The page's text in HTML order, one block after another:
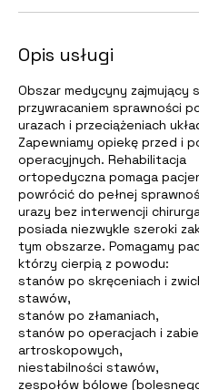
Opis usługi
Obszar medycyny zajmujący
przywracaniem sprawności
urazach i przeciążeniach
Zapewniamy opiekę przed i
operacyjnych. Rehabilitacja
ortopedyczna pomaga
powrócić do pełnej
urazy bez interwencji
posiada niezwykle szeroki
tym obszarze. Pomagamy
którzy cierpią z powodu:
stanów po skręceniach i
stawów,
stanów po złamaniach,
stanów po operacjach i
artroskopowych,
niestabilności stawów,
zespołów bólowe